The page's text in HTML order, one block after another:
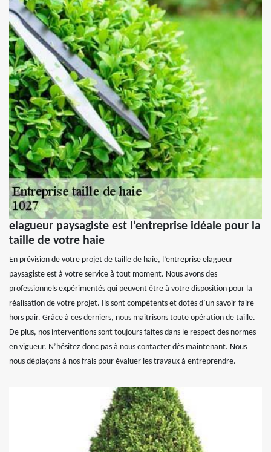
elagueur paysagiste est l’entreprise idéale pour la
taille de votre haie
En prévision de votre projet de taille de haie, l’entreprise elagueur
paysagiste est à votre service à tout moment. Nous avons des
professionnels expérimentés qui peuvent être à votre disposition pour la
réalisation de votre projet. Ils sont compétents et dotés d’un savoir-faire
hors pair. Grâce à ces derniers, nous maitrisons toute opération de taille.
De plus, nos interventions sont toujours faites dans le respect des normes
en vigueur. N’hésitez donc pas à nous contacter dès maintenant. Nous
nous déplaçons à nos frais pour évaluer les travaux à entreprendre.